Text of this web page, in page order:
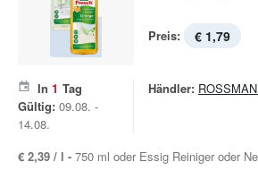
Preis: € 1,79
In 1 Tag
Gültig: 09.08. -
14.08.
Händler:
€ 2,39 / l - 750 ml oder Essig Reiniger oder